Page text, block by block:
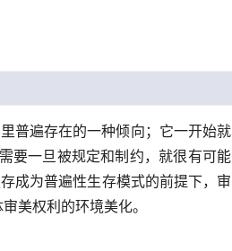
普遍存在的一种倾向；它一开始就
要一旦被规定和制约，就很有可能
成为普遍性生存模式的前提下，审
美权利的环境美化。